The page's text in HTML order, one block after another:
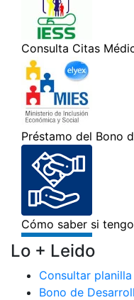
Lo + Leido
Consultar
Bono de